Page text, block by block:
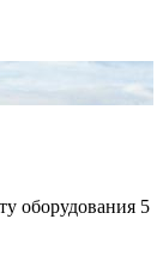
оборудования 5